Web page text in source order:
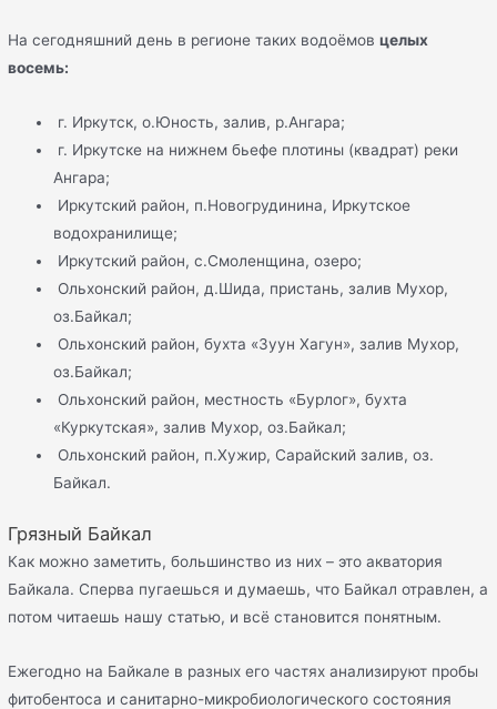
На сегодняшний день в регионе таких водоёмовцелых
восемь:
г. Иркутск, о.Юность, залив, р.Ангара;
г. Иркутске на нижнем бьефе плотины (квадрат) реки
Ангара;
Иркутский район, п.Новогрудинина, Иркутское
водохранилище;
Иркутский район, с.Смоленщина, озеро;
Ольхонский район, д.Шида, пристань, залив Мухор,
оз.Байкал;
Ольхонский район, бухта «Зуун Хагун», залив Мухор,
оз.Байкал;
Ольхонский район, местность «Бурлог», бухта
«Куркутская», залив Мухор, оз.Байкал;
Ольхонский район, п.Хужир, Сарайский залив, оз.
Байкал.
Грязный Байкал
Как можно заметить, большинство из них – это акватория
Байкала. Сперва пугаешься и думаешь, что Байкал отравлен, а
потом читаешь нашу статью, и всё становится понятным.
Ежегодно на Байкале в разных его частях анализируют пробы
фитобентоса и санитарно-микробиологического состояния